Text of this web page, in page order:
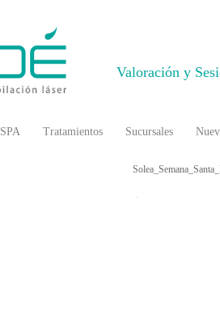
SPA Tratamientos Sucursales
Valoración y